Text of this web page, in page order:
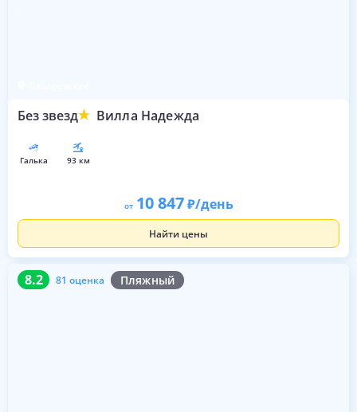
Без звезд Вилла Надежда
галька 93 км
от 10 847 /день
Найти цены
8.2 81 оценка Пляжный
8.2 81 оценка